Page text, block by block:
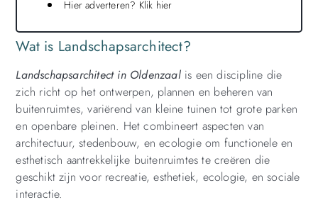
Wat is Landschapsarchitect?
Landschapsarchitect in Oldenzaalis een discipline die
zich richt op het ontwerpen, plannen en beheren van
buitenruimtes, variërend van kleine tuinen tot grote parken
en openbare pleinen. Het combineert aspecten van
architectuur, stedenbouw, en ecologie om functionele en
esthetisch aantrekkelijke buitenruimtes te creëren die
geschikt zijn voor recreatie, esthetiek, ecologie, en sociale
interactie.
Hier adverteren? Klik hier